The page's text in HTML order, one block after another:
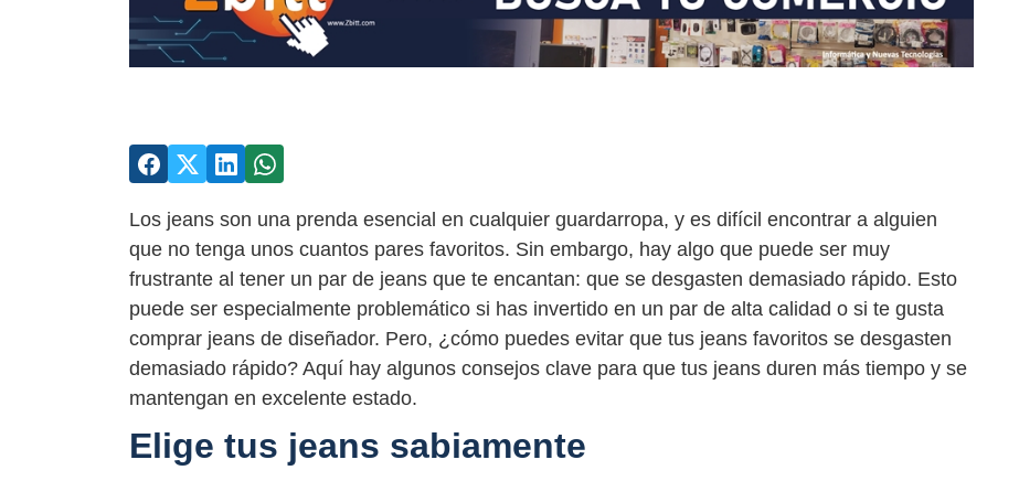
Los jeans son una prenda esencial en cualquier guardarropa, y es difícil encontrar a alguien
que no tenga unos cuantos pares favoritos. Sin embargo, hay algo que puede ser muy
frustrante al tener un par de jeans que te encantan: que se desgasten demasiado rápido. Esto
puede ser especialmente problemático si has invertido en un par de alta calidad o si te gusta
comprar jeans de diseñador. Pero, ¿cómo puedes evitar que tus jeans favoritos se desgasten
demasiado rápido? Aquí hay algunos consejos clave para que tus jeans duren más tiempo y se
mantengan en excelente estado.
Elige tus jeans sabiamente